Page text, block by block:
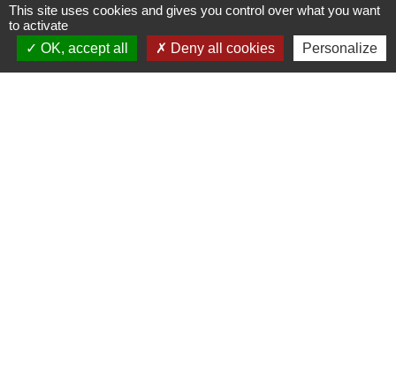
Je suis en situation de handicap
Signaler une erreur sur cette page
This site uses cookies and gives you control over what you want
to activate
OK, accept all
Deny all cookies Personalize